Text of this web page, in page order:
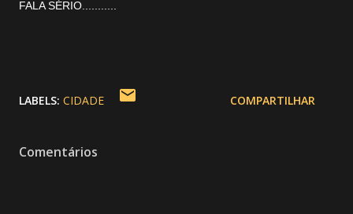
FALA SÉRIO...........
LABELS: CIDADE COMPARTILHAR
Comentários